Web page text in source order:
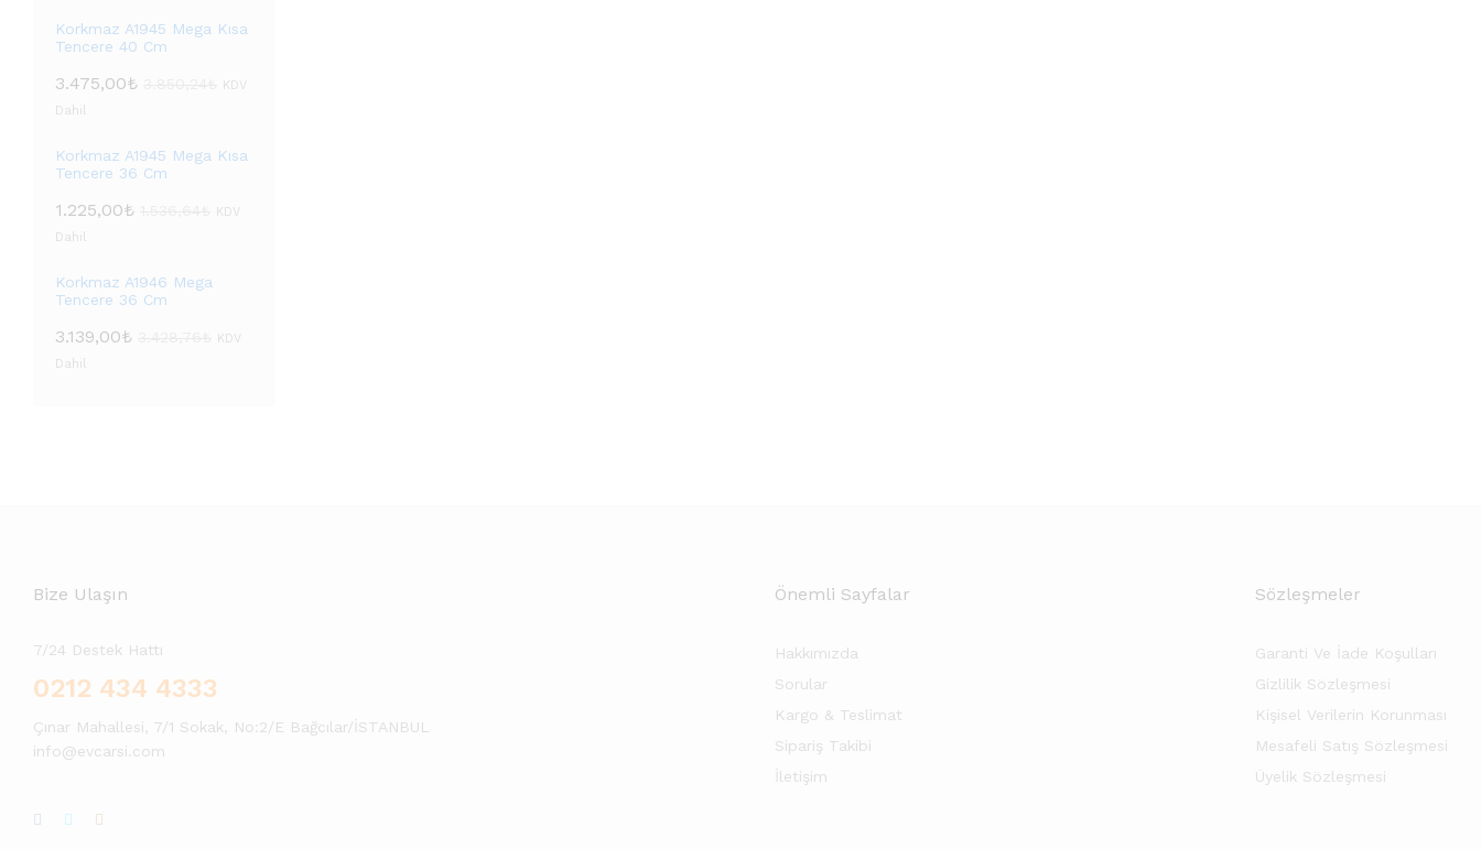
Korkmaz A1945 Mega Kısa
Tencere 40 Cm
3.475,00₺
KDV
Dahil
Korkmaz A1945 Mega Kısa
Tencere 36 Cm
1.225,00₺
KDV
Dahil
Korkmaz A1946 Mega
Tencere 36 Cm
3.139,00₺
KDV
Dahil
Bize Ulaşın
7/24 Destek Hattı
0212 434 4333
Çınar Mahallesi, 7/1 Sokak, No:2/E Bağcılar/İSTANBUL
info@evcarsi.com
Önemli Sayfalar
Hakkımızda
Sorular
Kargo & Teslimat
Sipariş Takibi
İletişim
Sözleşmeler
Garanti Ve İade Koşulları
Gizlilik Sözleşmesi
Kişisel Verilerin Korunması
Mesafeli Satış Sözleşmesi
Üyelik Sözleşmesi